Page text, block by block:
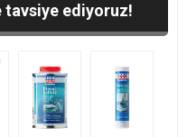
tavsiye ediyoruz!